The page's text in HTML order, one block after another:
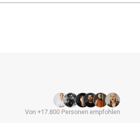
Von +17.800 Personen empfohlen